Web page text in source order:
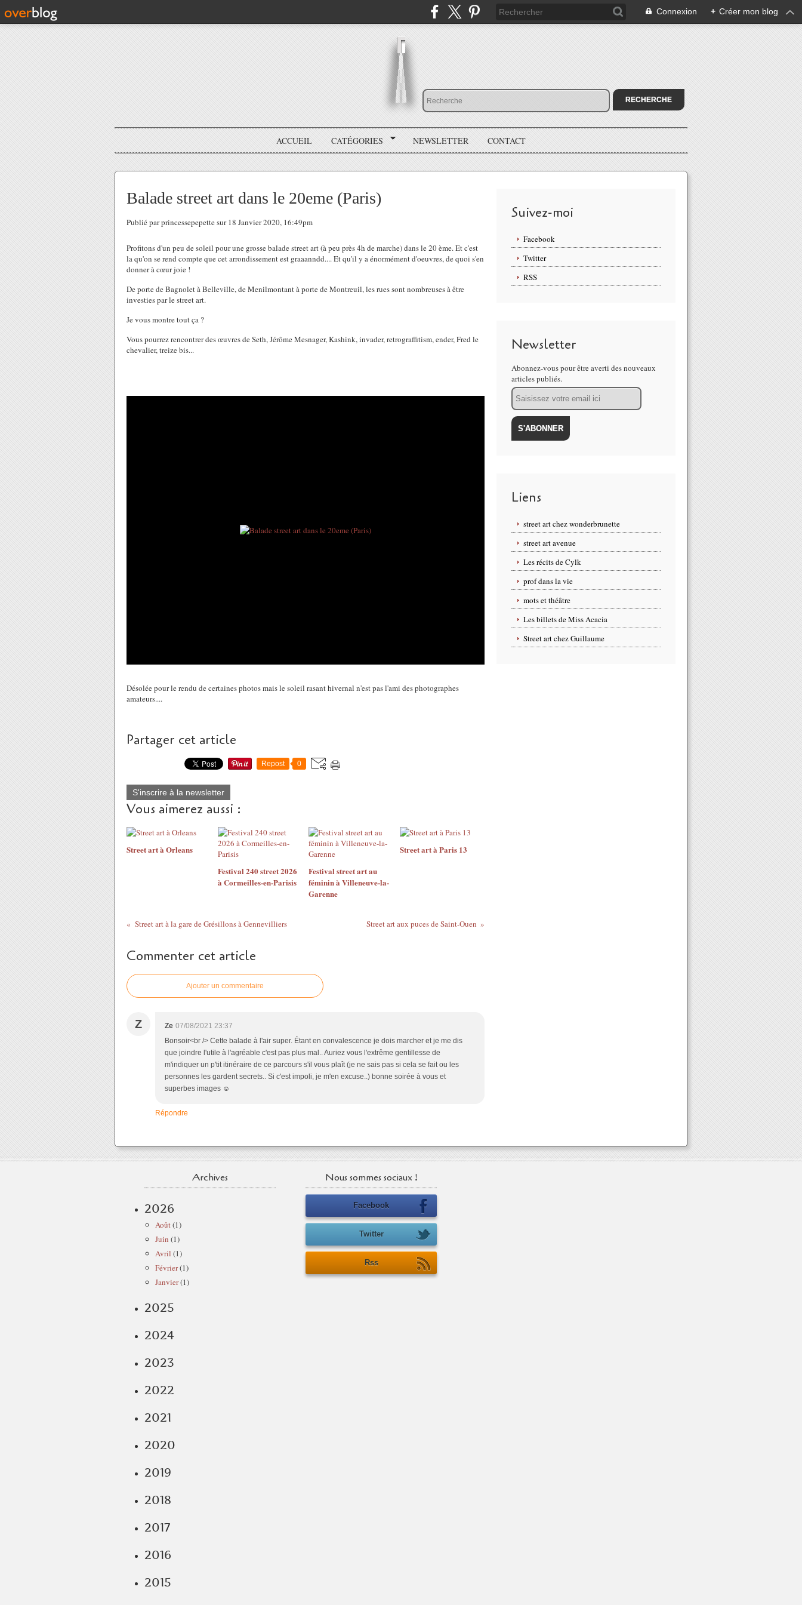
Connexion + Créer mon blog
ACCUEIL CATÉGORIES NEWSLETTER CONTACT
Balade street art dans le 20eme (Paris)
Publié par princessepepette sur 18 Janvier 2020, 16:49pm
Profitons d'un peu de soleil pour une grosse balade street art (à peu près 4h de marche) dans le 20 ème. Et c'est
la qu'on se rend compte que cet arrondissement est graaanndd.... Et qu'il y a énormément d'oeuvres, de quoi s'en
donner à cœur joie !
De porte de Bagnolet à Belleville, de Menilmontant à porte de Montreuil, les rues sont nombreuses à être
investies par le street art.
Je vous montre tout ça ?
Vous pourrez rencontrer des œuvres de Seth, Jérôme Mesnager, Kashink, invader, retrograffitism, ender, Fred le
chevalier, treize bis...
Désolée pour le rendu de certaines photos mais le soleil rasant hivernal n'est pas l'ami des photographes
amateurs....
Partager cet article
Repost 0
S'inscrire à la newsletter
Vous aimerez aussi :
Street art à Orleans
Festival 240 street 2026
à Cormeilles-en-Parisis
Festival street art au
féminin à Villeneuve-la-
Garenne
Street art à Paris 13
Street art à la gare de Grésillons à Gennevilliers Street art aux puces de Saint-Ouen
Commenter cet article
Ajouter un commentaire
Z Ze 07/08/2021 23:37
Bonsoir<br /> Cette balade à l'air super. Étant en convalescence je dois marcher et je me dis
que joindre l'utile à l'agréable c'est pas plus mal.. Auriez vous l'extrême gentillesse de
m'indiquer un p'tit itinéraire de ce parcours s'il vous plaît (je ne sais pas si cela se fait ou les
personnes les gardent secrets.. Si c'est impoli, je m'en excuse..) bonne soirée à vous et
superbes images ☺️
Répondre
Suivez-moi
Facebook
Twitter
RSS
Newsletter
Abonnez-vous pour être averti des nouveaux
articles publiés.
Email
Liens
street art chez wonderbrunette
street art avenue
Les récits de Cylk
prof dans la vie
mots et théâtre
Les billets de Miss Acacia
Street art chez Guillaume
Archives
2026
Août(1)
Juin (1)
Avril (1)
Février(1)
Janvier(1)
2025
2024
2023
2022
2021
2020
2019
2018
2017
2016
2015
Nous sommes sociaux !
Facebook
Twitter
Rss